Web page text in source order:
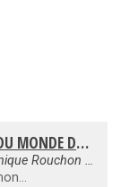
L'ABCDAIRE DES CISTERCIENS ET DU MONDE DE CÎTEAUX
Jean-François Bazin (Auteur), Véronique Rouchon Mouilleron (Auteur), Paul Vannier (Auteur), Olivier Quénardel (Auteur)
L'ABCdaire des cisterciens et du monde de Cîteaux